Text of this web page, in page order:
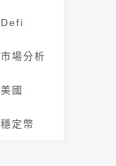
Defi
市場分析
美國
穩定幣